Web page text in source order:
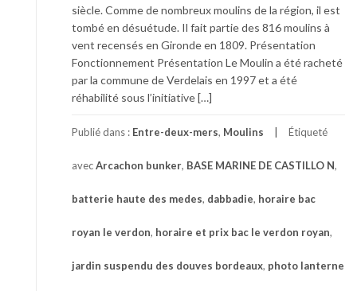
siècle. Comme de nombreux moulins de la région, il est
tombé en désuétude. Il fait partie des 816 moulins à
vent recensés en Gironde en 1809. Présentation
Fonctionnement Présentation Le Moulin a été racheté
par la commune de Verdelais en 1997 et a été
réhabilité sous l’initiative […]
Publié dans : Entre-deux-mers, Moulins Étiqueté
avecArcachon bunker, BASE MARINE DE CASTILLO N,
batterie haute des medes, dabbadie, horaire bac
royan le verdon, horaire et prix bac le verdon royan,
jardin suspendu des douves bordeaux, photo lanterne